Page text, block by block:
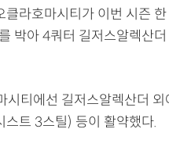
클라호마시티가 이번 시즌
박아 4쿼터 길저스알렉산
시티에선 길저스알렉산더
스트 3스틸) 등이 활약했다.